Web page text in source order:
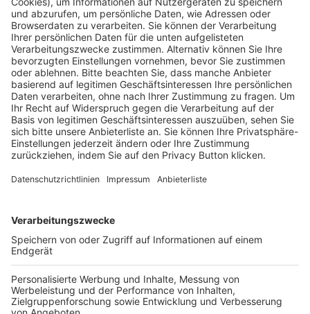
Pässe und Vereinswechsel
Trainerausbildung
Schulungsangebot Vereinsmitarbeiter
BFV-Geschäftsstellen
Trainerbörse
Login SpielPlus
FOLGE DEM BFV
TOP-VEREINE